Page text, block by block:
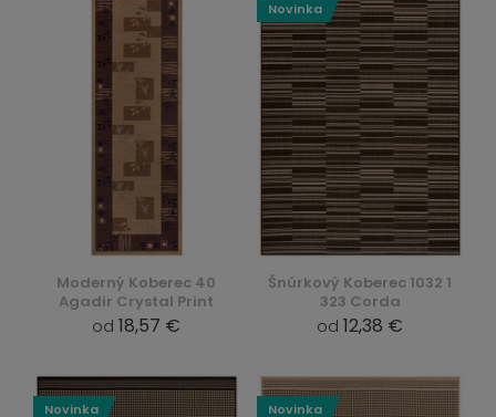
Moderný Koberec 40
Agadir Crystal Print
od 18,57 €
Šnúrkový Koberec 1032 1
323 Corda
od 12,38 €
Novinka
Novinka Novinka